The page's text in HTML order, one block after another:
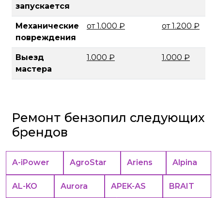
запускается
Механические
повреждения
от 1.000 ₽ от 1.200 ₽
Выезд
мастера
1.000 ₽ 1.000 ₽
Ремонт бензопил следующих
брендов
A-iPower AgroStar Ariens Alpina
AL-KO Aurora APEK-АS BRAIT